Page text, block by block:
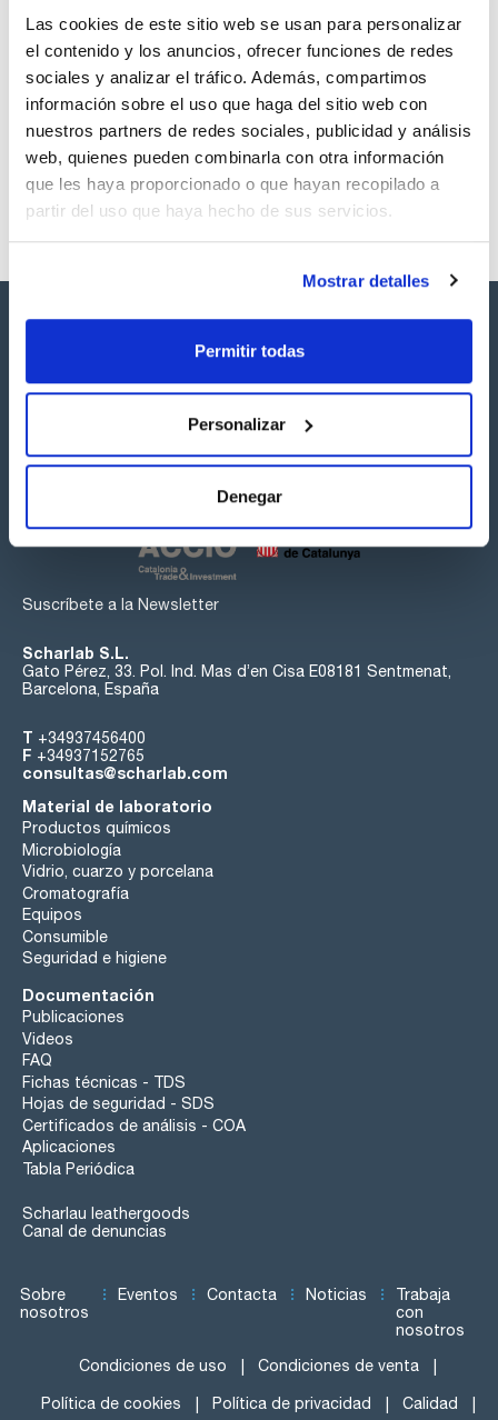
Las cookies de este sitio web se usan para personalizar
el contenido y los anuncios, ofrecer funciones de redes
sociales y analizar el tráfico. Además, compartimos
información sobre el uso que haga del sitio web con
nuestros partners de redes sociales, publicidad y análisis
web, quienes pueden combinarla con otra información
que les haya proporcionado o que hayan recopilado a
partir del uso que haya hecho de sus servicios.
Mostrar detalles
Permitir todas
Personalizar
Denegar
100 mg [3228-02-2]
Referencia
SB9720100M
Envase
x100mg
Precio
Comprar
Disponibilidad
Ver stock
Síguenos:
Suscríbete a la Newsletter
Scharlab S.L.
Gato Pérez, 33. Pol. Ind. Mas d’en Cisa E08181 Sentmenat,
Barcelona, España
T +34937456400
F +34937152765
consultas@scharlab.com
Material de laboratorio
Productos químicos
Microbiología
Vidrio, cuarzo y porcelana
Cromatografía
Equipos
Consumible
Seguridad e higiene
Documentación
Publicaciones
Videos
FAQ
Fichas técnicas - TDS
Hojas de seguridad - SDS
Certificados de análisis - COA
Aplicaciones
Tabla Periódica
Scharlau leathergoods
Canal de denuncias
Sobre
nosotros
Eventos Contacta Noticias
Trabaja
con
nosotros
Condiciones de uso Condiciones de venta
Política de cookies Política de privacidad Calidad